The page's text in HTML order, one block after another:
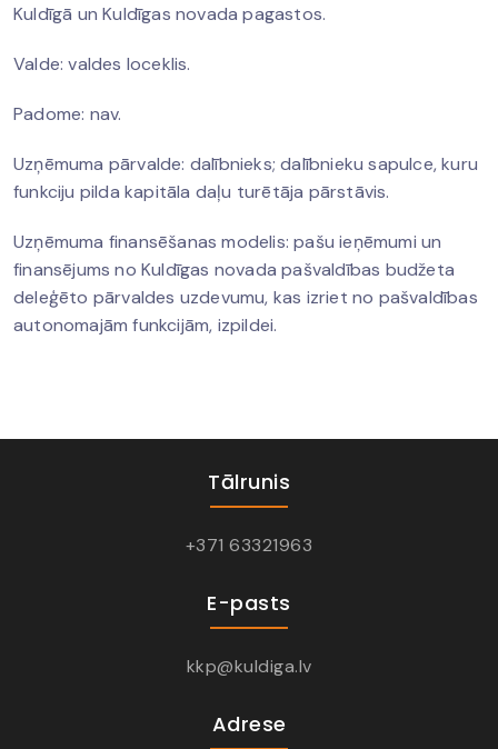
Kuldīgā un Kuldīgas novada pagastos.
Valde: valdes loceklis.
Padome: nav.
Uzņēmuma pārvalde: dalībnieks; dalībnieku sapulce, kuru
funkciju pilda kapitāla daļu turētāja pārstāvis.
Uzņēmuma finansēšanas modelis: pašu ieņēmumi un
finansējums no Kuldīgas novada pašvaldības budžeta
deleģēto pārvaldes uzdevumu, kas izriet no pašvaldības
autonomajām funkcijām, izpildei.
Tālrunis
+371 63321963
E-pasts
kkp@kuldiga.lv
Adrese